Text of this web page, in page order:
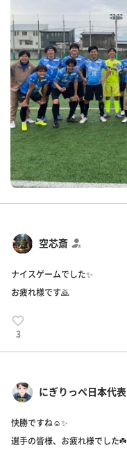
空芯斎
ナイスゲームでした✨
お疲れ様です🙇
3
にぎりっぺ日本代表
快勝ですね☺️✨
選手の皆様、お疲れ様でした☘️